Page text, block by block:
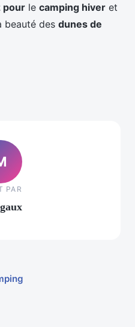
pour le camping hiver et
beauté des dunes de
PAR